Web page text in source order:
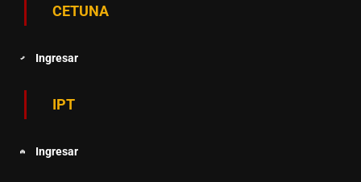
CETUNA
Ingresar
IPT
Ingresar